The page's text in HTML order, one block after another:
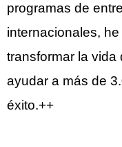
programas de
internacionales,
transformar la
ayudar a más de
éxito.++